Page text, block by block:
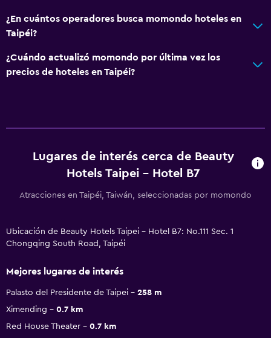
¿En cuántos operadores busca momondo hoteles en
Taipéi?
¿Cuándo actualizó momondo por última vez los
precios de hoteles en Taipéi?
Lugares de interés cerca de Beauty
Hotels Taipei - Hotel B7
Atracciones en Taipéi, Taiwán, seleccionadas por momondo
Ubicación de Beauty Hotels Taipei - Hotel B7: No.111 Sec. 1
Chongqing South Road, Taipéi
Mejores lugares de interés
Palasto del Presidente de Taipei
258 m
Ximending
0.7 km
Red House Theater
0.7 km